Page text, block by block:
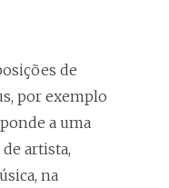
de
por exemplo
a uma
artista,
na